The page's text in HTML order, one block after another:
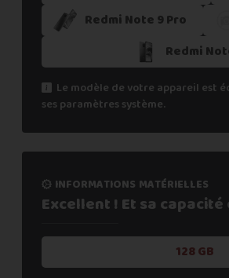
Redmi Note 9 Pro
Redmi
Le modèle de votre appareil est
ses paramètres système.
informations matérielles
Excellent ! Et sa capacité
128 GB